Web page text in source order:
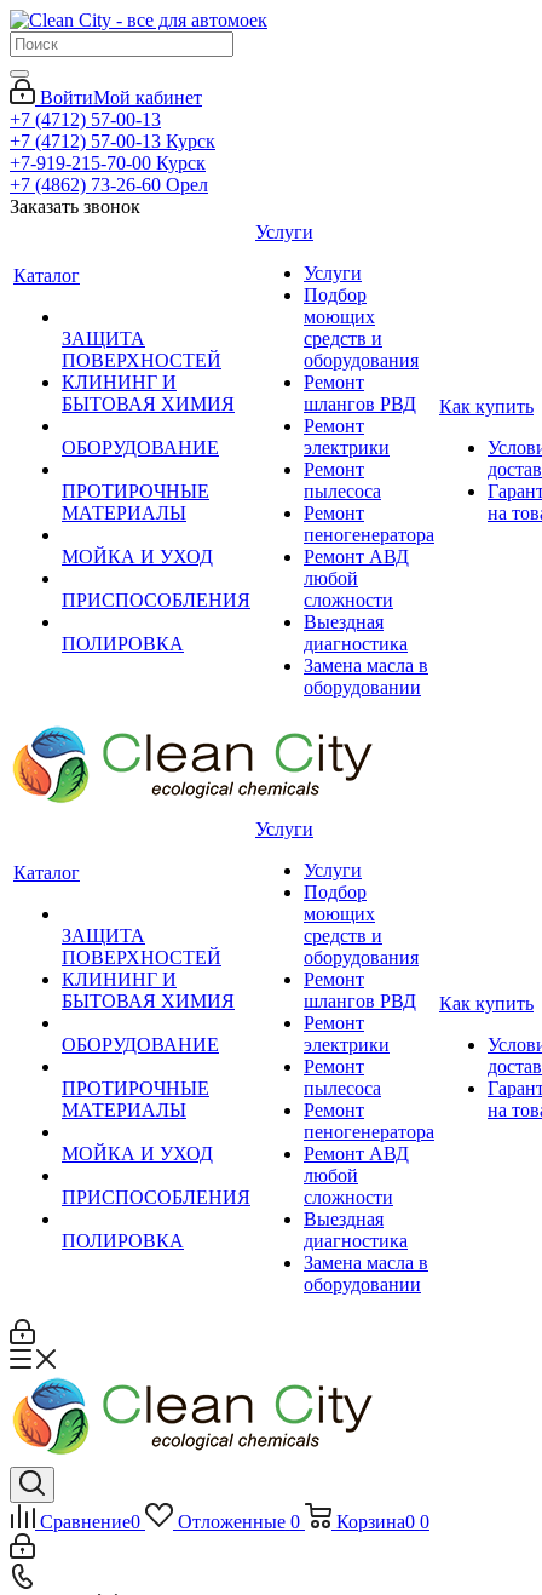
ВойтиМой кабинет
+7 (4712) 57-00-13
+7 (4712) 57-00-13 Курск
+7-919-215-70-00 Курск
+7 (4862) 73-26-60 Орел
Заказать звонок
Каталог
ЗАЩИТА
ПОВЕРХНОСТЕЙ
КЛИНИНГ И
БЫТОВАЯ ХИМИЯ
ОБОРУДОВАНИЕ
ПРОТИРОЧНЫЕ
МАТЕРИАЛЫ
МОЙКА И УХОД
ПРИСПОСОБЛЕНИЯ
ПОЛИРОВКА
Услуги
Услуги
Подбор
моющих
средств и
оборудования
Ремонт
шлангов РВД
Ремонт
электрики
Ремонт
пылесоса
Ремонт
пеногенератора
Ремонт АВД
любой
сложности
Выездная
диагностика
Замена масла в
оборудовании
Как купить
на
Каталог
ЗАЩИТА
ПОВЕРХНОСТЕЙ
КЛИНИНГ И
БЫТОВАЯ ХИМИЯ
ОБОРУДОВАНИЕ
ПРОТИРОЧНЫЕ
МАТЕРИАЛЫ
МОЙКА И УХОД
ПРИСПОСОБЛЕНИЯ
ПОЛИРОВКА
Услуги
Услуги
Подбор
моющих
средств и
оборудования
Ремонт
шлангов РВД
Ремонт
электрики
Ремонт
пылесоса
Ремонт
пеногенератора
Ремонт АВД
любой
сложности
Выездная
диагностика
Замена масла в
оборудовании
Как купить
на
Сравнение0 Отложенные 0 Корзина0 0